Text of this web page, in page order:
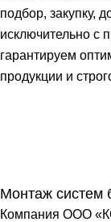
подбор, закупку,
исключительно с
гарантируем
продукции и
Монтаж систем
Компания ООО